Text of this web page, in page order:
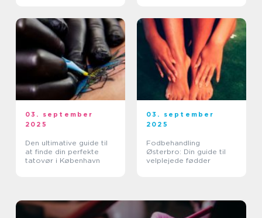
03. september
2025
Den ultimative guide til
at finde din perfekte
tatovør i København
03. september
2025
Fodbehandling
Østerbro: Din guide til
velplejede fødder